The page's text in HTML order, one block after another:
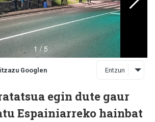
Googlen Entzun
egin dute gaur
Espainiarreko hainbat